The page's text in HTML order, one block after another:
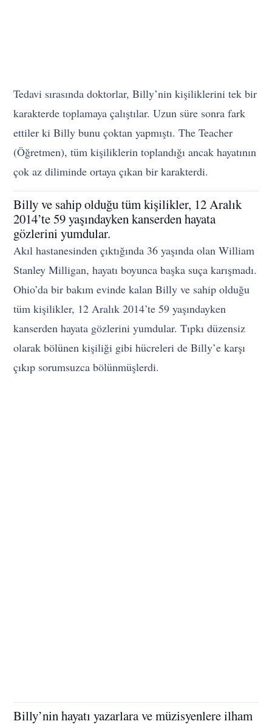
Tedavi sırasında doktorlar, Billy’nin kişiliklerini tek bir
karakterde toplamaya çalıştılar. Uzun süre sonra fark
ettiler ki Billy bunu çoktan yapmıştı. The Teacher
(Öğretmen), tüm kişiliklerin toplandığı ancak hayatının
çok az diliminde ortaya çıkan bir karakterdi.
Billy ve sahip olduğu tüm kişilikler, 12 Aralık
2014’te 59 yaşındayken kanserden hayata
gözlerini yumdular.
Akıl hastanesinden çıktığında 36 yaşında olan William
Stanley Milligan, hayatı boyunca başka suça karışmadı.
Ohio’da bir bakım evinde kalan Billy ve sahip olduğu
tüm kişilikler, 12 Aralık 2014’te 59 yaşındayken
kanserden hayata gözlerini yumdular. Tıpkı düzensiz
olarak bölünen kişiliği gibi hücreleri de Billy’e karşı
çıkıp sorumsuzca bölünmüşlerdi.
Billy’nin hayatı yazarlara ve müzisyenlere ilham